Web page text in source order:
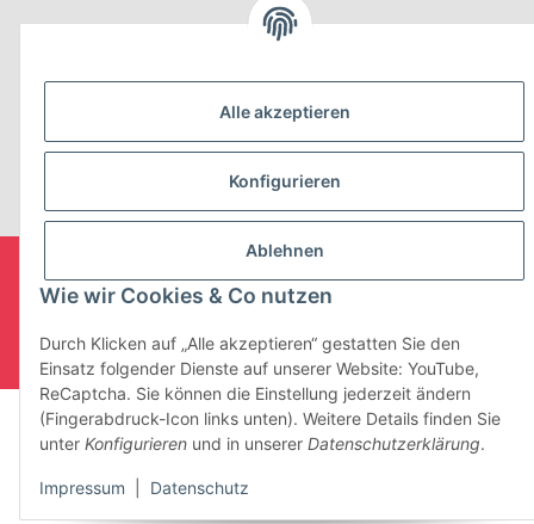
Alle akzeptieren
Konfigurieren
Ablehnen
Wie wir Cookies & Co nutzen
Durch Klicken auf „Alle akzeptieren“ gestatten Sie den
Einsatz folgender Dienste auf unserer Website: YouTube,
ReCaptcha. Sie können die Einstellung jederzeit ändern
(Fingerabdruck-Icon links unten). Weitere Details finden Sie
unter Konfigurieren und in unserer Datenschutzerklärung.
Impressum Datenschutz
Vertrag widerrufen
© Nikima
ecomDATA LiteSpeed Cache